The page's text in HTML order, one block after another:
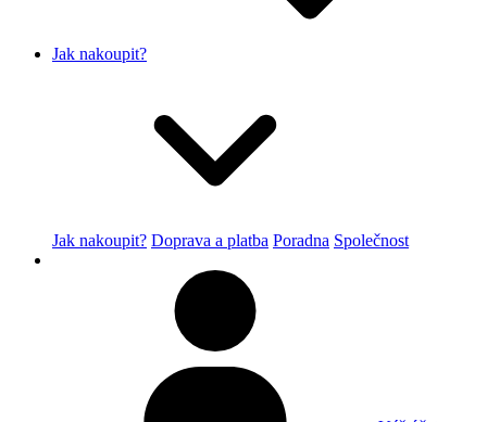
Jak nakoupit?
Jak nakoupit? Doprava a platba Poradna Společnost